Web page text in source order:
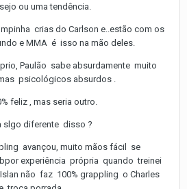
ou uma tendência.
crias do Carlson e..estão com os
e MMA é isso na mão deles.
Paulão sabe absurdamente muito
psicológicos absurdos .
feliz , mas seria outro.
slgo diferente disso ?
avançou, muito mãos fácil se
experiência própria quando treinei
não faz 100% grappling o Charles